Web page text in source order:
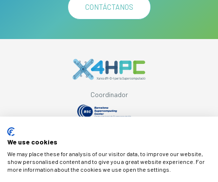
CONTÁCTANOS
Coordinador
We use cookies
We may place these for analysis of our visitor data, to improve our website,
show personalised content and to give you a great website experience. For
more information about the cookies we use open the settings.